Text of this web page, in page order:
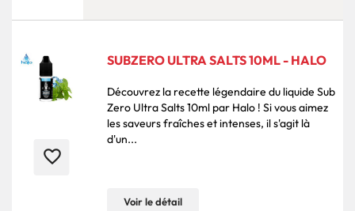
favorite_border
SUBZERO ULTRA SALTS 10ML - HALO
Découvrez la recette légendaire du liquide Sub
Zero Ultra Salts 10ml par Halo ! Si vous aimez
les saveurs fraîches et intenses, il s'agit là
d'un...
Voir le détail